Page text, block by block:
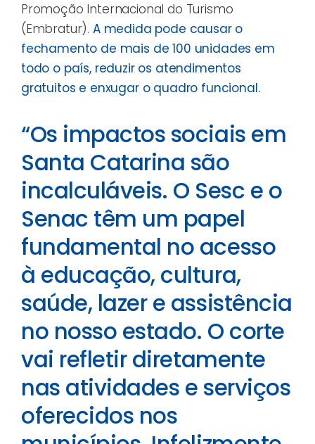
Promoção Internacional do Turismo
(Embratur). A medida pode causar o
fechamento de mais de 100 unidades em
todo o país, reduzir os atendimentos
gratuitos e enxugar o quadro funcional.
“Os impactos sociais em
Santa Catarina são
incalculáveis. O Sesc e o
Senac têm um papel
fundamental no acesso
à educação, cultura,
saúde, lazer e assistência
no nosso estado. O corte
vai refletir diretamente
nas atividades e serviços
oferecidos nos